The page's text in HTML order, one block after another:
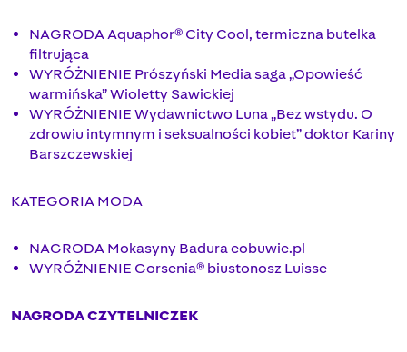
NAGRODA Aquaphor® City Cool, termiczna butelka
filtrująca
WYRÓŻNIENIE Prószyński Media saga „Opowieść
warmińska” Wioletty Sawickiej
WYRÓŻNIENIE Wydawnictwo Luna „Bez wstydu. O
zdrowiu intymnym i seksualności kobiet” doktor Kariny
Barszczewskiej
KATEGORIA MODA
NAGRODA Mokasyny Badura eobuwie.pl
WYRÓŻNIENIE Gorsenia® biustonosz Luisse
NAGRODA CZYTELNICZEK